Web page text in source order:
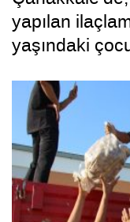
yapılan
yaşındaki